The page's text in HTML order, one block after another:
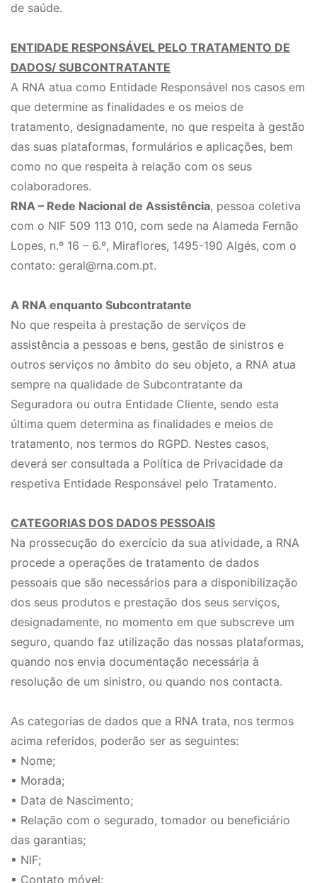
de saúde.
ENTIDADE RESPONSÁVEL PELO TRATAMENTO DE
DADOS/ SUBCONTRATANTE
A RNA atua como Entidade Responsável nos casos em
que determine as finalidades e os meios de
tratamento, designadamente, no que respeita à gestão
das suas plataformas, formulários e aplicações, bem
como no que respeita à relação com os seus
colaboradores.
RNA – Rede Nacional de Assistência, pessoa coletiva
com o NIF 509 113 010, com sede na Alameda Fernão
Lopes, n.º 16 – 6.º, Miraflores, 1495-190 Algés, com o
contato: geral@rna.com.pt.
A RNA enquanto Subcontratante
No que respeita à prestação de serviços de
assistência a pessoas e bens, gestão de sinistros e
outros serviços no âmbito do seu objeto, a RNA atua
sempre na qualidade de Subcontratante da
Seguradora ou outra Entidade Cliente, sendo esta
última quem determina as finalidades e meios de
tratamento, nos termos do RGPD. Nestes casos,
deverá ser consultada a Política de Privacidade da
respetiva Entidade Responsável pelo Tratamento.
CATEGORIAS DOS DADOS PESSOAIS
Na prossecução do exercício da sua atividade, a RNA
procede a operações de tratamento de dados
pessoais que são necessários para a disponibilização
dos seus produtos e prestação dos seus serviços,
designadamente, no momento em que subscreve um
seguro, quando faz utilização das nossas plataformas,
quando nos envia documentação necessária à
resolução de um sinistro, ou quando nos contacta.
As categorias de dados que a RNA trata, nos termos
acima referidos, poderão ser as seguintes:
▪ Nome;
▪ Morada;
▪ Data de Nascimento;
▪ Relação com o segurado, tomador ou beneficiário
das garantias;
▪ NIF;
▪ Contato móvel;